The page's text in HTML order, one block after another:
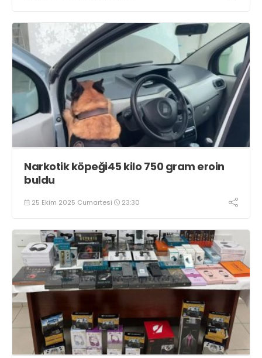
Narkotik köpeği45 kilo 750 gram eroin
buldu
25 Ekim 2025 Cumartesi 23:30